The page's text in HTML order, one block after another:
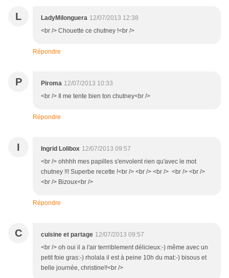
L LadyMilonguera 12/07/2013 12:38
<br /> Chouette ce chutney !<br />
Répondre
P Piroma 12/07/2013 10:33
<br /> Il me tente bien ton chutney<br />
Répondre
I Ingrid Lolibox 12/07/2013 09:57
<br /> ohhhh mes papilles s'envolent rien qu'avec le mot
chutney !!! Superbe recette !<br /> <br /> <br /> <br /> <br />
<br /> Bizoux<br />
Répondre
C cuisine et partage 12/07/2013 09:57
<br /> oh oui il a l'air terrriblement délicieux:-) même avec un
petit foie gras:-) rholala il est à peine 10h du mat:-) bisous et
belle journée, christine!!<br />